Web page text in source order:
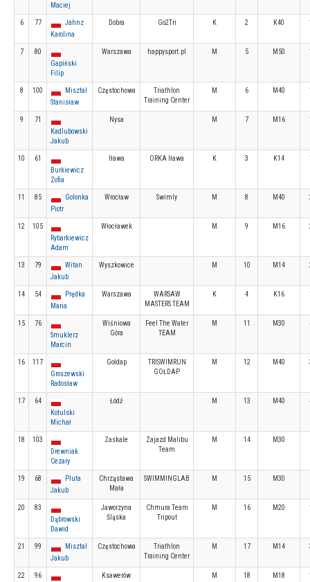
Maciej
6 77
Jahnz
Karolina
Dobra Go2Tri K 2 K40
7
80
Gapiński
Filip
Warszawa happysport.pl M 5 M50
8 100
Misztal
Stanisław
Częstochowa
Triathlon
Training Center
M 6 M40
9
71
Kadlubowski
Jakub
Nysa M 7 M16
10
61
Burkiewicz
Zofia
Iława ORKA Iława K 3 K14
11 85
Golonka
Piotr
Wrocław Swimly M 8 M40
12
105
Rybarkiewicz
Adam
Włocławek M 9 M16
13 79
Witan
Jakub
Wyszkowice M 10 M14
14 54
Prędka
Maria
Warszawa
WARSAW
MASTERS TEAM
K 4 K16
15
76
Smuklerz
Marcin
Wiśniowa
Góra
Feel The Water
TEAM
M 11 M30
16
117
Groszewski
Radosław
Gołdap
TRISWIMRUN
GOŁDAP
M 12 M40
17
64
Kotulski
Michał
Łódź M 13 M40
18
103
Drewniak
Cezary
Zaskale
Zajazd Malibu
Team
M 14 M30
19 68
Pluta
Jakub
Chrząstawa
Mała
SWIMMINGLAB M 15 M30
20
83
Dąbrowski
Dawid
Jaworzyna
Śląska
Chmura Team
Tripout
M 16 M20
21 99
Misztal
Jakub
Częstochowa
Triathlon
Training Center
M 17 M14
22
96
Ksawerów M 18 M18